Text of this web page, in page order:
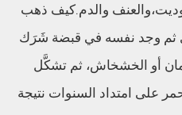
والدم.كيف ذهب
ثم وجد نفسه في قبضة شَرَك
أو الخشخاش، ثم تشكَّل
على امتداد السنوات نتيجة